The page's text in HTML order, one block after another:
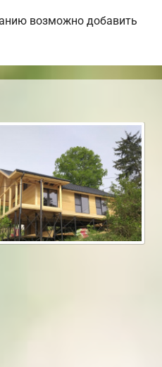
возможно добавить